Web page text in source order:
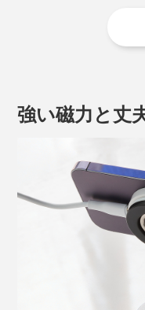
つまり、iPhone本体
ぜひ『MaGdge』で
ださい。
強い磁力と丈